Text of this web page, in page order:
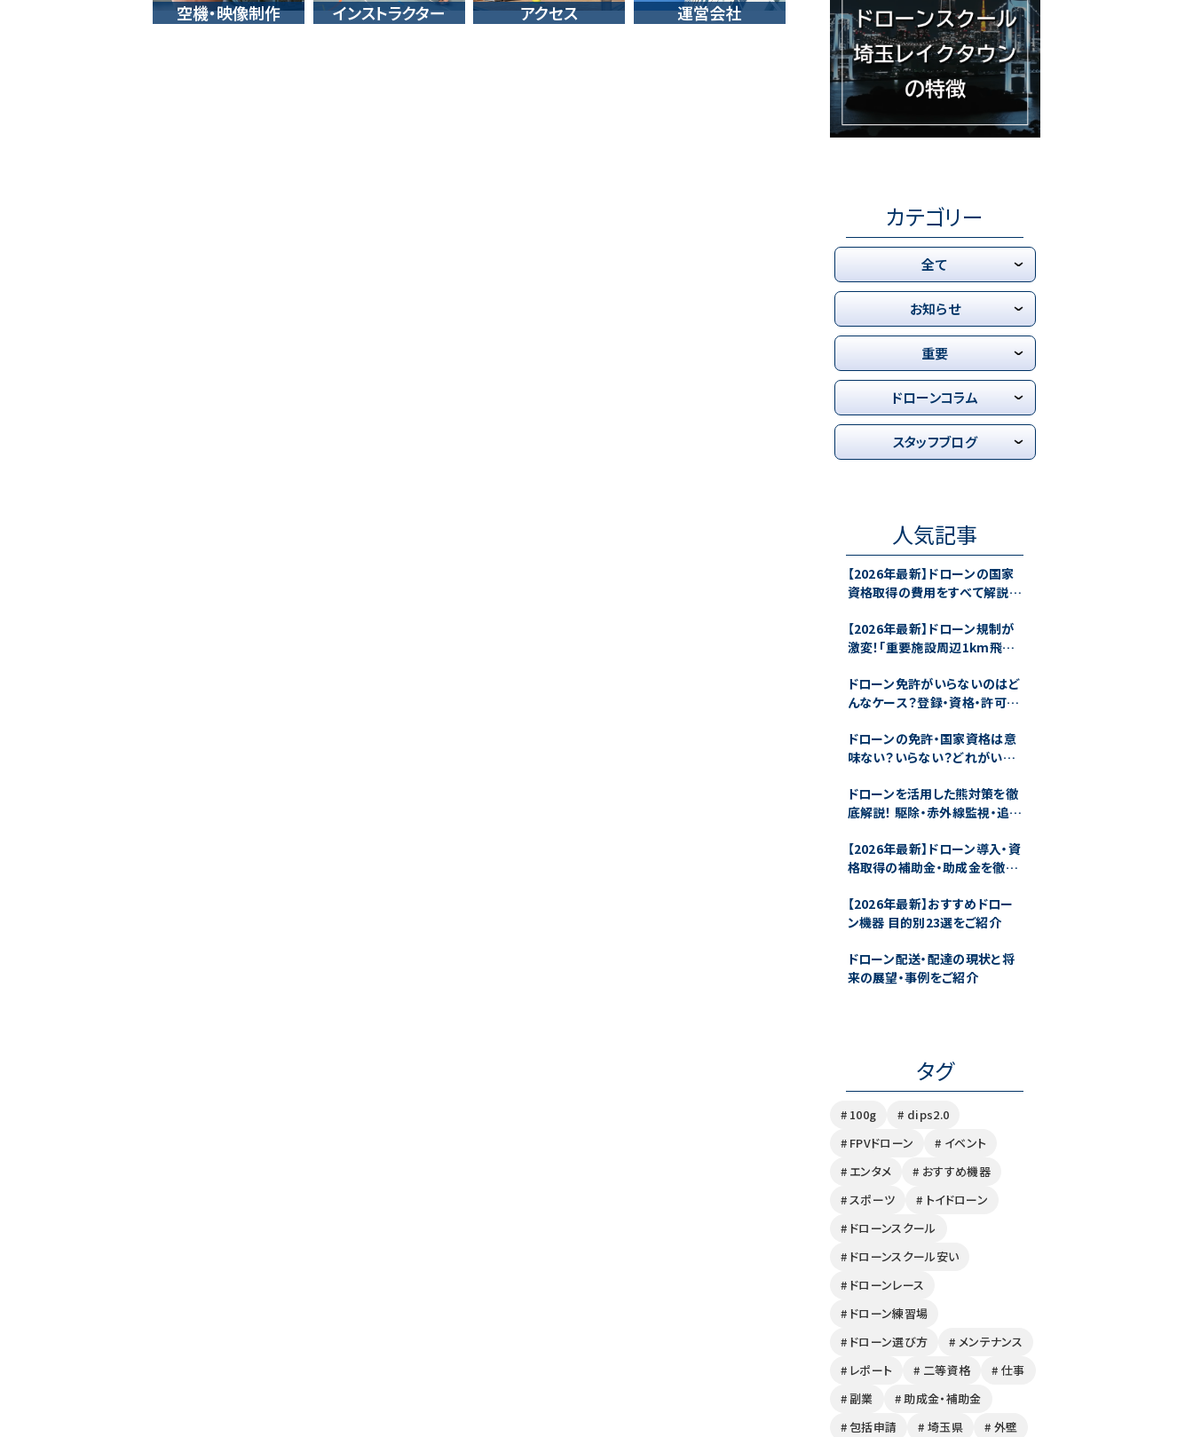
空機・映像制作 インストラクター アクセス 運営会社
カテゴリー
全て
お知らせ
重要
ドローンコラム
スタッフブログ
人気記事
【2026年最新】ドローンの国家
資格取得の費用をすべて解説！
紹介
【2026年最新】ドローン規制が
激変！「重要施設周辺1km飛行
説
ドローン免許がいらないのはど
んなケース？登録・資格・許可の
ドローンの免許・国家資格は意
味ない？いらない？どれがい
ドローンを活用した熊対策を徹
底解説！ 駆除・赤外線監視・追い
【2026年最新】ドローン導入・資
格取得の補助金・助成金を徹底
【2026年最新】おすすめドロー
ン機器 目的別23選をご紹介
ドローン配送・配達の現状と将
来の展望・事例をご紹介
タグ
# 100g
# dips2.0
# FPVドローン
# イベント
# エンタメ
# おすすめ機器
# スポーツ
# トイドローン
# ドローンスクール
# ドローンスクール安い
# ドローンレース
# ドローン練習場
# ドローン選び方
# メンテナンス
# レポート
# 二等資格
# 仕事
# 副業
# 助成金・補助金
# 包括申請
# 埼玉県
# 外壁